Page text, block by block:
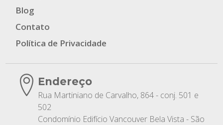
Blog
Contato
Política de Privacidade
Endereço
Rua Martiniano de Carvalho, 864 - conj. 501 e
502
Condomínio Edifício Vancouver Bela Vista - São